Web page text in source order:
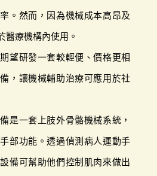
。然而，因為機械成本高昂及
醫療機構內使用。
望研發一套較輕便、價格更相
，讓機械輔助治療可應用於社
是一套上肢外骨骼機械系統，
部功能。透過偵測病人運動手
備可幫助他們控制肌肉來做出